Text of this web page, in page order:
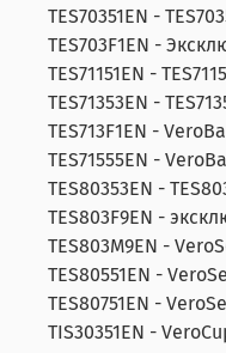
TES70351EN -
TES703F1EN -
TES71151EN -
TES71353EN -
TES713F1EN -
TES71555EN -
TES80353EN -
TES803F9EN -
TES803M9EN -
TES80551EN -
TES80751EN -
TIS30351EN -